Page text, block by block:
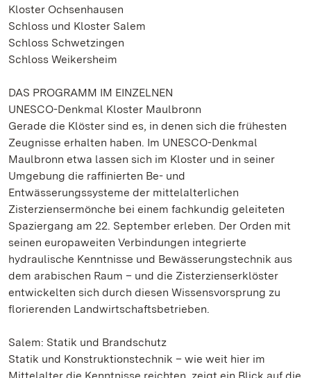
Kloster Ochsenhausen
Schloss und Kloster Salem
Schloss Schwetzingen
Schloss Weikersheim
DAS PROGRAMM IM EINZELNEN
UNESCO-Denkmal Kloster Maulbronn
Gerade die Klöster sind es, in denen sich die frühesten
Zeugnisse erhalten haben. Im UNESCO-Denkmal
Maulbronn etwa lassen sich im Kloster und in seiner
Umgebung die raffinierten Be- und
Entwässerungssysteme der mittelalterlichen
Zisterziensermönche bei einem fachkundig geleiteten
Spaziergang am 22. September erleben. Der Orden mit
seinen europaweiten Verbindungen integrierte
hydraulische Kenntnisse und Bewässerungstechnik aus
dem arabischen Raum – und die Zisterzienserklöster
entwickelten sich durch diesen Wissensvorsprung zu
florierenden Landwirtschaftsbetrieben.
Salem: Statik und Brandschutz
Statik und Konstruktionstechnik – wie weit hier im